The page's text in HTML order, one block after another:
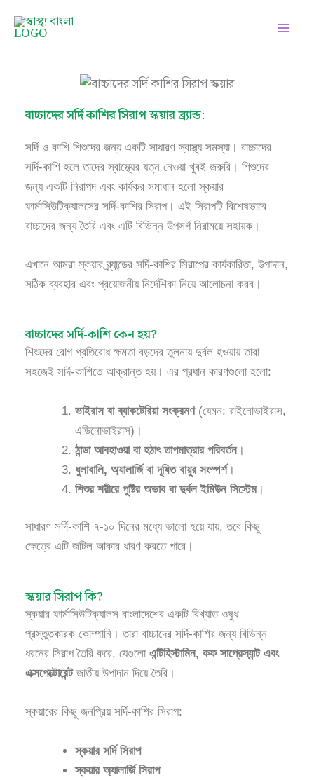
বাচ্চাদের সর্দি কাশির সিরাপ স্কয়ার ব্র্যান্ড:
সর্দি ও কাশি শিশুদের জন্য একটি সাধারণ স্বাস্থ্য সমস্যা। বাচ্চাদের
সর্দি-কাশি হলে তাদের স্বাস্থ্যের যত্ন নেওয়া খুবই জরুরি। শিশুদের
জন্য একটি নিরাপদ এবং কার্যকর সমাধান হলো স্কয়ার
ফার্মাসিউটিক্যালসের সর্দি-কাশির সিরাপ। এই সিরাপটি বিশেষভাবে
বাচ্চাদের জন্য তৈরি এবং এটি বিভিন্ন উপসর্গ নিরাময়ে সহায়ক।
এখানে আমরা স্কয়ার ব্র্যান্ডের সর্দি-কাশির সিরাপের কার্যকারিতা, উপাদান,
সঠিক ব্যবহার এবং প্রয়োজনীয় নির্দেশিকা নিয়ে আলোচনা করব।
বাচ্চাদের সর্দি-কাশি কেন হয়?
শিশুদের রোগ প্রতিরোধ ক্ষমতা বড়দের তুলনায় দুর্বল হওয়ায় তারা
সহজেই সর্দি-কাশিতে আক্রান্ত হয়। এর প্রধান কারণগুলো হলো:
ভাইরাস বা ব্যাকটেরিয়া সংক্রমণ(যেমন: রাইনোভাইরাস,
এডিনোভাইরাস)।
ঠান্ডা আবহাওয়া বা হঠাৎ তাপমাত্রার পরিবর্তন।
ধুলাবালি, অ্যালার্জি বা দূষিত বায়ুর সংস্পর্শ।
শিশুর শরীরে পুষ্টির অভাব বা দুর্বল ইমিউন সিস্টেম।
সাধারণ সর্দি-কাশি ৭-১০ দিনের মধ্যে ভালো হয়ে যায়, তবে কিছু
ক্ষেত্রে এটি জটিল আকার ধারণ করতে পারে।
স্কয়ার সিরাপ কি?
স্কয়ার ফার্মাসিউটিক্যালস বাংলাদেশের একটি বিখ্যাত ওষুধ
প্রস্তুতকারক কোম্পানি। তারা বাচ্চাদের সর্দি-কাশির জন্য বিভিন্ন
ধরনের সিরাপ তৈরি করে, যেগুলোএন্টিহিস্টামিন, কফ সাপ্রেস্যান্ট এবং
এক্সপেক্টোরেন্টজাতীয় উপাদান দিয়ে তৈরি।
স্কয়ারের কিছু জনপ্রিয় সর্দি-কাশির সিরাপ:
স্কয়ার সর্দি সিরাপ
স্কয়ার অ্যালার্জি সিরাপ